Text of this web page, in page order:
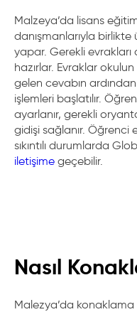
Malzeya’da lisans
danışmanlarıyla
yapar. Gerekli evrakları
hazırlar. Evraklar
gelen cevabın
işlemleri başlatılır.
ayarlanır, gerekli
gidişi sağlanır. Öğrenci
sıkıntılı durumlarda
iletişime geçebilir.
Nasıl
Malezya’da